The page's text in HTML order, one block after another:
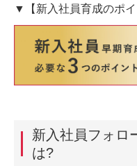
▼【新入社員育成のポ
新入社員フォロ
は?